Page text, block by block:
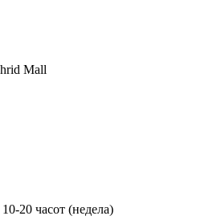
Mall
20 часот (недела)